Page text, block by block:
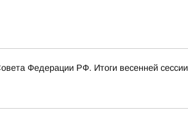
Федерации РФ. Итоги весенней